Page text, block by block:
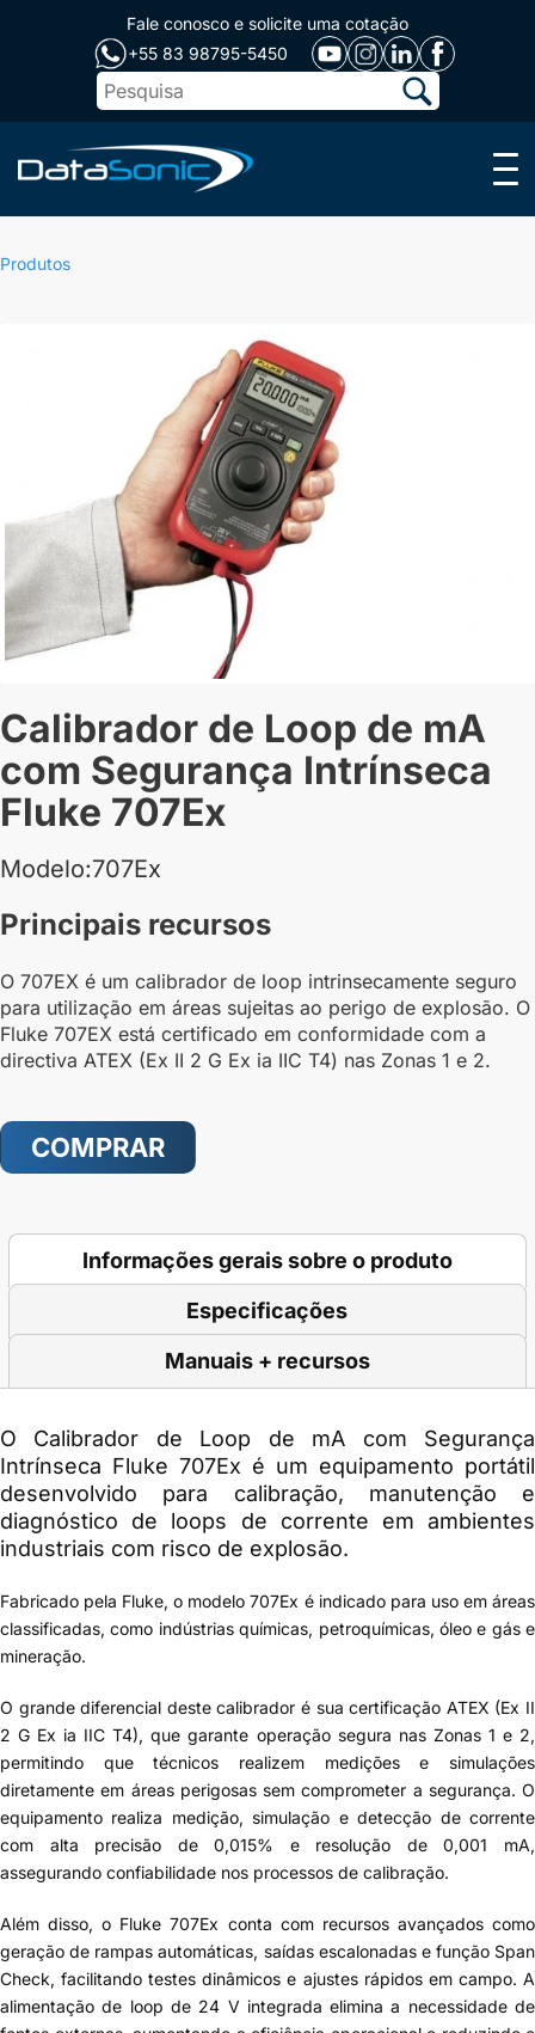
Fale conosco e solicite uma cotação
+55 83 98795-5450
Menu
Produtos
Calibrador de Loop de mA
com Segurança Intrínseca
Fluke 707Ex
Modelo:707Ex
Principais recursos
O 707EX é um calibrador de loop intrinsecamente seguro
para utilização em áreas sujeitas ao perigo de explosão. O
Fluke 707EX está certificado em conformidade com a
directiva ATEX (Ex II 2 G Ex ia IIC T4) nas Zonas 1 e 2.
COMPRAR
Informações gerais sobre o produto
Especificações
Manuais + recursos
O
Calibrador de Loop de mA com Segurança
Intrínseca Fluke 707Ex é um equipamento portátil
desenvolvido para calibração, manutenção e
diagnóstico de loops de corrente em ambientes
industriais com risco de explosão.
Fabricado pela Fluke, o modelo 707Ex é indicado para uso em áreas
classificadas, como indústrias químicas, petroquímicas, óleo e gás e
mineração.
O grande diferencial deste calibrador é sua certificação ATEX (Ex II
2 G Ex ia IIC T4), que garante operação segura nas Zonas 1 e 2,
permitindo que técnicos realizem medições e simulações
diretamente em áreas perigosas sem comprometer a segurança. O
equipamento realiza medição, simulação e detecção de corrente
com alta precisão de 0,015% e resolução de 0,001 mA,
assegurando confiabilidade nos processos de calibração.
Além disso, o Fluke 707Ex conta com recursos avançados como
geração de rampas automáticas, saídas escalonadas e função Span
Check, facilitando testes dinâmicos e ajustes rápidos em campo. A
alimentação de loop de 24 V integrada elimina a necessidade de